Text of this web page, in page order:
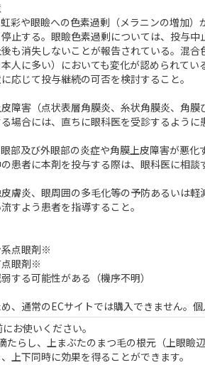
彩や眼瞼への色素過剰（メラニンの増加
止する。眼瞼色素過剰については、投与
も消失しないことが報告されている。混
人に多い）においても変化が認められて
応じて投与継続の可否を検討すること。
障害（点状表層角膜炎、糸状角膜炎、角
場合には、直ちに眼科医を受診するように
部及び外眼部の炎症や角膜上皮障害が悪
患者に本剤を投与する際は、眼科医に相談
膚炎、眼周囲の多毛化等の予防あるいは
すよう患者を指導すること。
系点眼剤※
点眼剤※
する可能性がある（機序不明）
、通常のECサイトでは購入できません。個
お使いください。
たらし、上まぶたのまつ毛の根元（上眼瞼
上下同時に効果を得ることができます。